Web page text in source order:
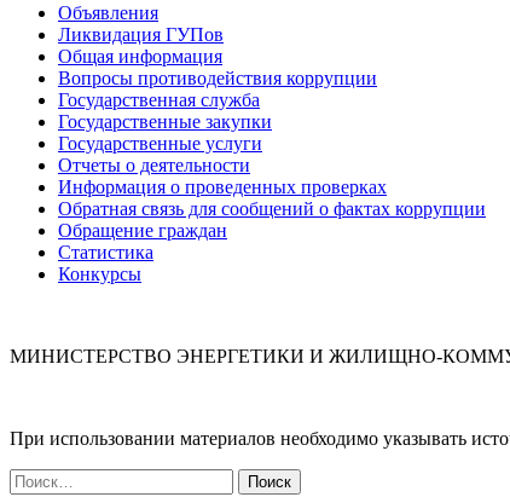
Объявления
Ликвидация ГУПов
Общая информация
Вопросы противодействия коррупции
Государственная служба
Государственные закупки
Государственные услуги
Отчеты о деятельности
Информация о проведенных проверках
Обратная связь для сообщений о фактах коррупции
Обращение граждан
Статистика
Конкурсы
МИНИСТЕРСТВО ЭНЕРГЕТИКИ И ЖИЛИЩНО-
При использовании материалов необходимо указывать
Найти: